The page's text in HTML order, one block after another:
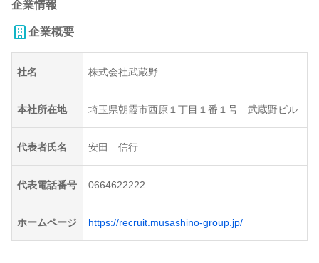
企業情報
企業概要
社名 株式会社武蔵野
本社所在地 埼玉県朝霞市西原１丁目１番１号 武蔵野ビル
代表者氏名 安田 信行
代表電話番号 0664622222
ホームページ https://recruit.musashino-group.jp/